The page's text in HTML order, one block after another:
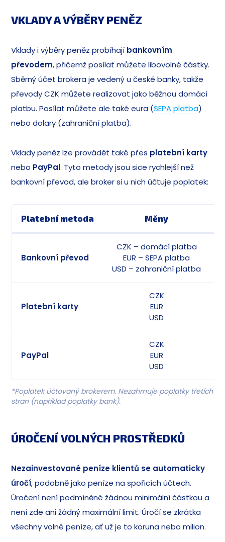
VKLADY A VÝBĚRY PENĚZ
Vklady i výběry peněz probíhají bankovním
převodem, přičemž posílat můžete libovolné částky.
Sběrný účet brokera je vedený u české banky, takže
převody CZK můžete realizovat jako běžnou domácí
platbu. Posílat můžete ale také eura (SEPA platba)
nebo dolary (zahraniční platba).
Vklady peněz lze provádět také přes platební karty
nebo PayPal. Tyto metody jsou sice rychlejší než
bankovní převod, ale broker si u nich účtuje poplatek:
Platební metoda Měny
Bankovní převod
CZK – domácí platba
EUR – SEPA platba
USD – zahraniční platba
Platební karty
CZK
EUR
USD
PayPal
CZK
EUR
USD
*Poplatek účtovaný brokerem. Nezahrnuje poplatky třetích
stran (například poplatky bank).
ÚROČENÍ VOLNÝCH PROSTŘEDKŮ
Nezainvestované peníze klientů se automaticky
úročí, podobně jako peníze na spořicích účtech.
Úročení není podmíněné žádnou minimální částkou a
není zde ani žádný maximální limit. Úročí se zkrátka
všechny volné peníze, ať už je to koruna nebo milion.